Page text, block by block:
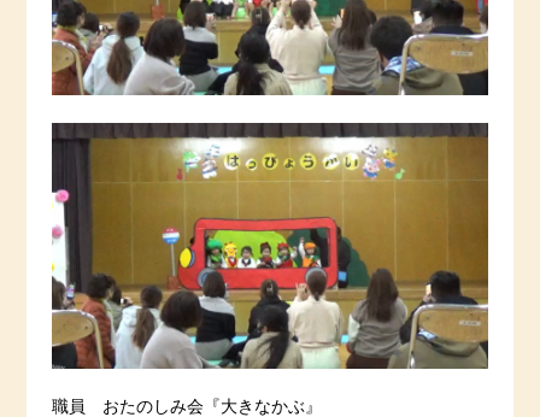
職員 おたのしみ会『大きなかぶ』